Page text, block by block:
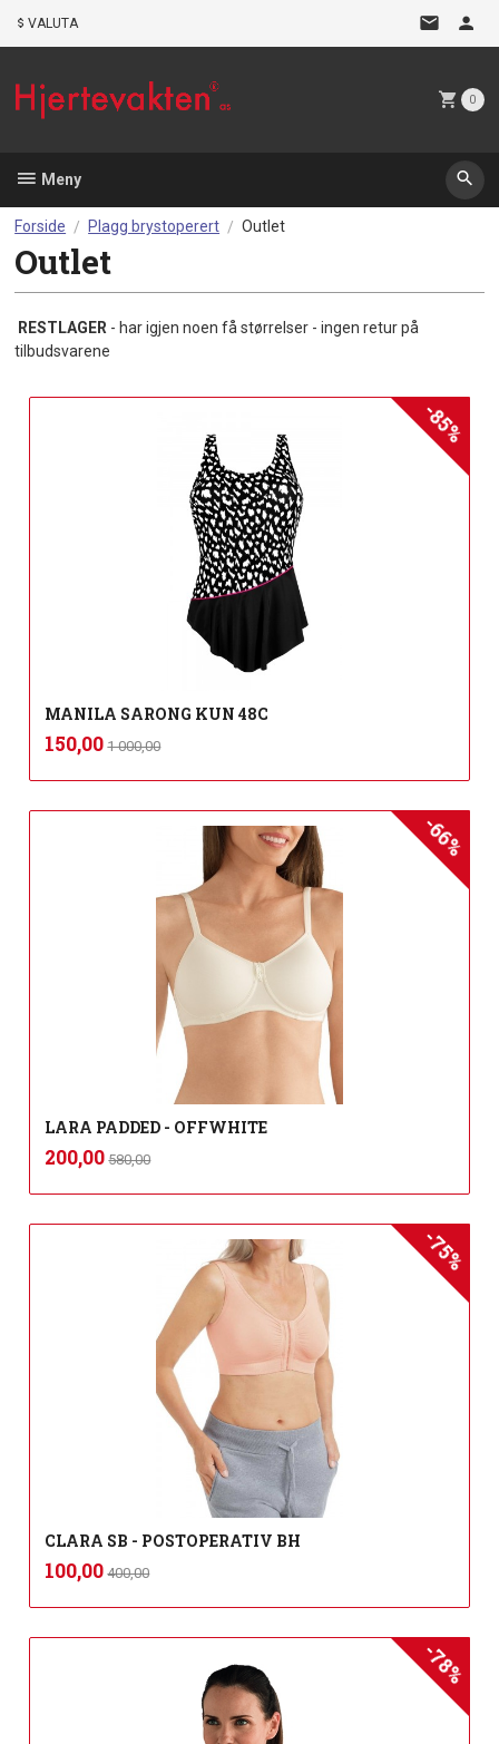
VALUTA
0
Meny
Forside Plagg brystoperert Outlet
Outlet
RESTLAGER - har igjen noen få størrelser - ingen retur på
tilbudsvarene
MANILA SARONG KUN 48C
Tilbud
150,00 1 000,00
-85%
mva.
LARA PADDED - OFFWHITE
Tilbud
200,00 580,00
-66%
mva.
CLARA SB - POSTOPERATIV BH
Tilbud
100,00 400,00
-75%
mva.
-78%